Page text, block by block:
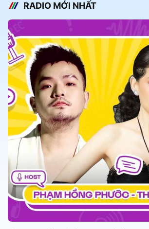
RADIO MỚI NHẤT